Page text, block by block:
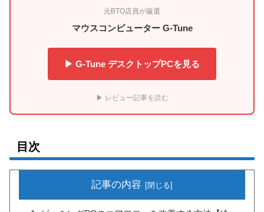
元BTO店員が厳選
マウスコンピューター G-Tune
▶ G-Tune デスクトップPCを見る
▶ レビュー記事を読む
目次
記事の内容